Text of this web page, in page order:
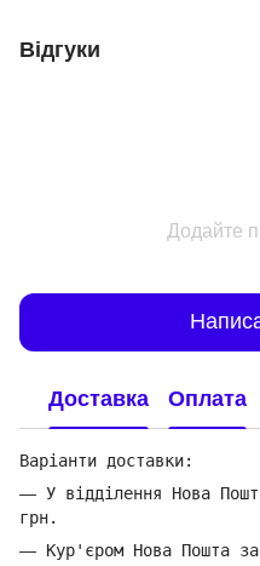
Відгуки
Додайте
Доставка Оплата
Варіанти доставки:
— У відділення Нова
грн.
— Кур'єром Нова Пошта